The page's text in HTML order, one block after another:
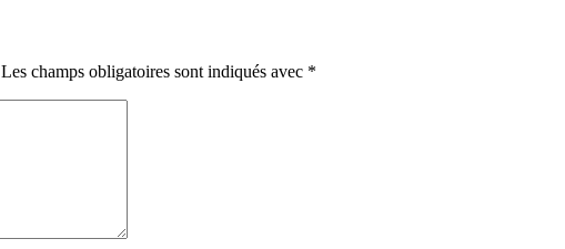
Les champs obligatoires sont indiqués avec *